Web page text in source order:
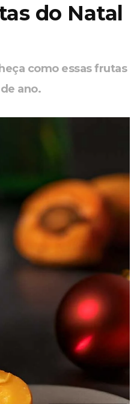
do Natal
como essas frutas
ano.